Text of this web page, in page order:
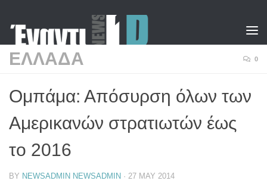
ΕΛΛΑΔΑ 0
Ομπάμα: Απόσυρση όλων των
Αμερικανών στρατιωτών έως
το 2016
BY NEWSADMIN NEWSADMIN · 27 MAY 2014